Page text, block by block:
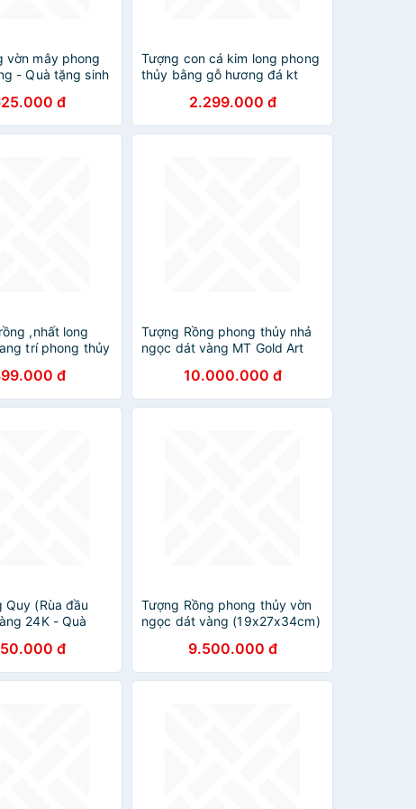
vờn mây phong
- Quà tặng sinh
đ
Tượng con cá kim long phong
thủy bằng gỗ hương đá kt
2.299.000 đ
,nhất long
trí phong thủy
đ
Tượng Rồng phong thủy nhả
ngọc dát vàng MT Gold Art
chính hãng, quà tặng dành
cho sếp, khách hàng, đối tác
10.000.000 đ
Quy (Rùa đầu
24K - Quà
đ
Tượng Rồng phong thủy vờn
ngọc dát vàng (19x27x34cm)
hãng, trang trí nhà cửa,
phòng làm việc, quà tặng sếp,
đối tác, khách hàng, tân gia,
9.500.000 đ